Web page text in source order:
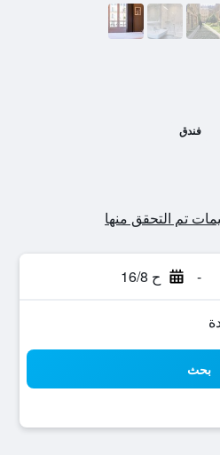
فندق
- ح 16/8
بحث